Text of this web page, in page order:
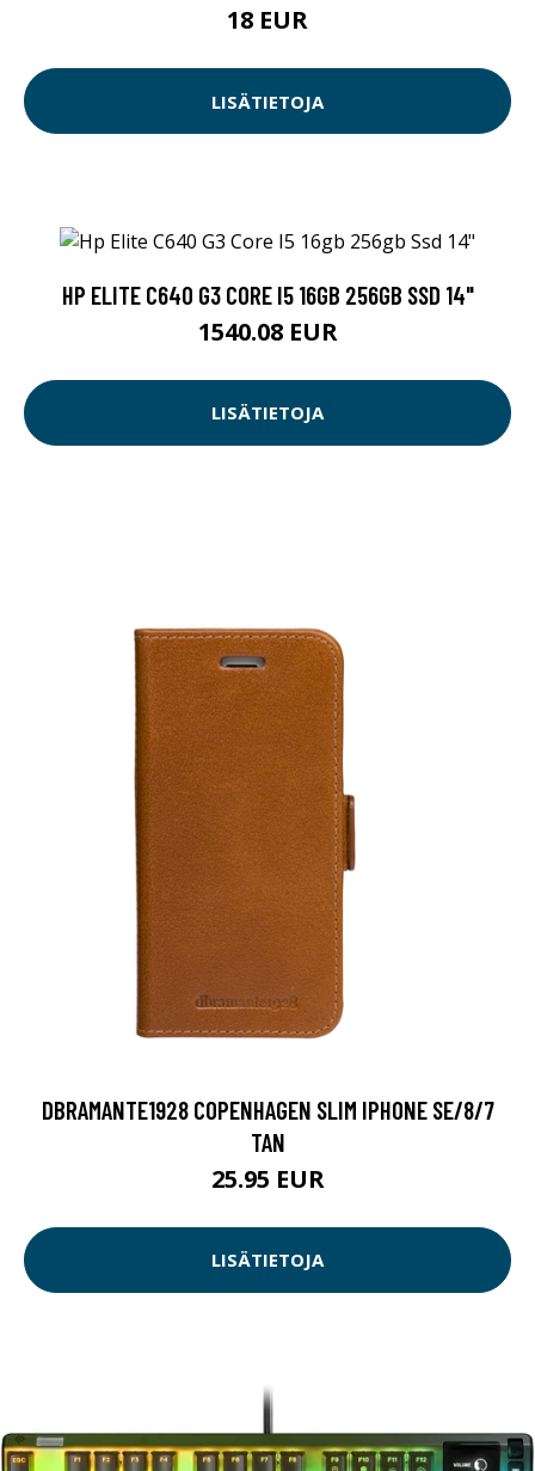
18 EUR
LISÄTIETOJA
HP ELITE C640 G3 CORE I5 16GB 256GB SSD 14"
1540.08 EUR
LISÄTIETOJA
DBRAMANTE1928 COPENHAGEN SLIM IPHONE SE/8/7
TAN
25.95 EUR
LISÄTIETOJA